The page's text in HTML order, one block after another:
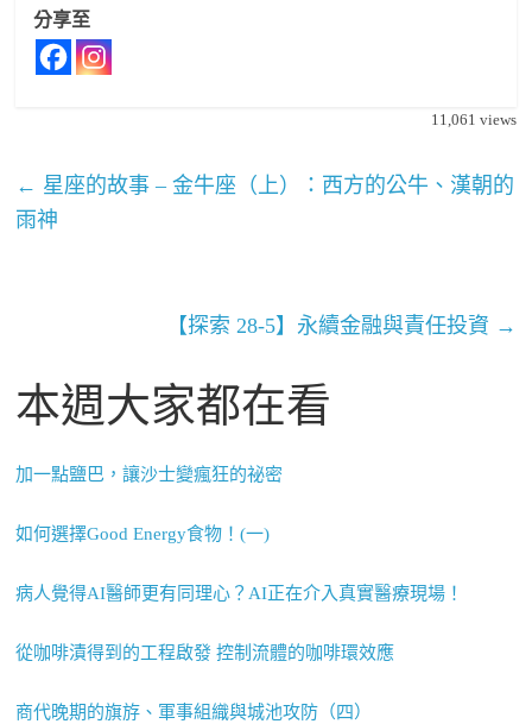
分享至
11,061 views
← 星座的故事 – 金牛座（上）：西方的公牛、漢朝的
雨神
【探索 28-5】永續金融與責任投資 →
本週大家都在看
加一點鹽巴，讓沙士變瘋狂的祕密
如何選擇Good Energy食物！(一)
病人覺得AI醫師更有同理心？AI正在介入真實醫療現場！
從咖啡漬得到的工程啟發 控制流體的咖啡環效應
商代晚期的旗斿、軍事組織與城池攻防（四）